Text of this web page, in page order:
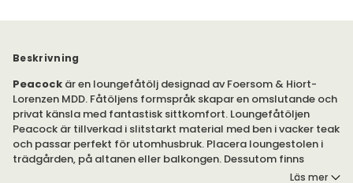
Beskrivning
Peacock är en loungefåtölj designad av Foersom & Hiort-
Lorenzen MDD. Fåtöljens formspråk skapar en omslutande och
privat känsla med fantastisk sittkomfort. Loungefåtöljen
Peacock är tillverkad i slitstarkt material med ben i vacker teak
och passar perfekt för utomhusbruk. Placera loungestolen i
trädgården, på altanen eller balkongen. Dessutom finns
Peacock även som gungstol i grått utförande. Välj vilketLäs mer